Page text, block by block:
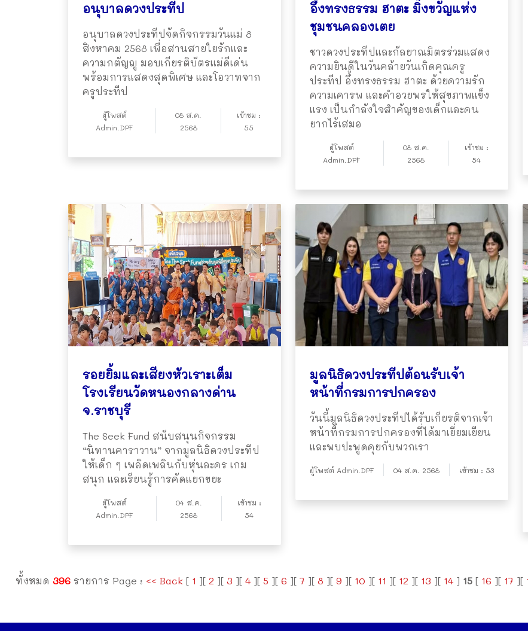
อนุบาลดวงประทีป
อนุบาลดวงประทีปจัดกิจกรรมวันแม่ 8
สิงหาคม 2568 เพื่อสานสายใยรักและ
ความกตัญญู มอบเกียรติบัตรแม่ดีเด่น
พร้อมการแสดงสุดพิเศษ และโอวาทจาก
ครูประทีป
ผู้โพสต์
Admin.DPF
08 ส.ค.
2568
เข้าชม :
55
อึ้งทรงธรรม ฮาตะ มิ่งขวัญแห่ง
ชุมชนคลองเตย
ชาวดวงประทีปและกัลยาณมิตรร่วมแสดง
ความยินดีในวันคล้ายวันเกิดคุณครู
ประทีป อึ้งทรงธรรม ฮาตะ ด้วยความรัก
ความเคารพ และคำอวยพรให้สุขภาพแข็ง
แรง เป็นกำลังใจสำคัญของเด็กและคน
ยากไร้เสมอ
ผู้โพสต์
Admin.DPF
08 ส.ค.
2568
เข้าชม :
54
รอยยิ้มและเสียงหัวเราะเต็ม
โรงเรียนวัดหนองกลางด่าน
จ.ราชบุรี
The Seek Fund สนับสนุนกิจกรรม
“นิทานคาราวาน” จากมูลนิธิดวงประทีป
ให้เด็ก ๆ เพลิดเพลินกับหุ่นละคร เกม
สนุก และเรียนรู้การคัดแยกขยะ
ผู้โพสต์
Admin.DPF
04 ส.ค.
2568
เข้าชม :
54
มูลนิธิดวงประทีปต้อนรับเจ้า
หน้าที่กรมการปกครอง
วันนี้มูลนิธิดวงประทีปได้รับเกียรติจากเจ้า
หน้าที่กรมการปกครองที่ได้มาเยี่ยมเยียน
และพบปะพูดคุยกับพวกเรา
ผู้โพสต์ Admin.DPF 04 ส.ค. 2568 เข้าชม : 53
ทั้งหมด 396 รายการ Page : << Back[ 1 ][ 2 ][ 3 ][ 4][ 5 ][ 6 ][ 7 ][ 8 ][ 9 ][ 10 ][ 11 ][ 12 ][ 13 ][ 14] 15 [ 16 ][ 17 ][